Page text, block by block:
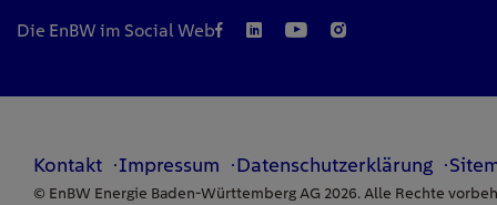
Die EnBW im Social Web
Kontakt Impressum Datenschutzerklärung
© EnBW Energie Baden-Württemberg AG 2026. Alle Rechte